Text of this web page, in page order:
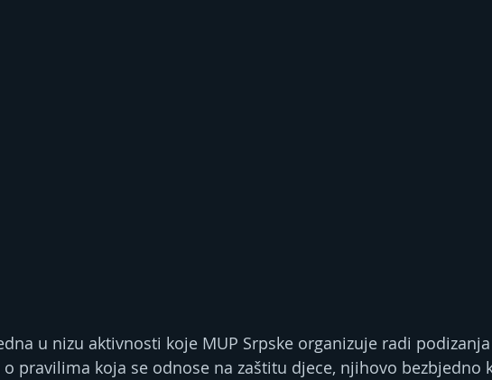
u nizu aktivnosti koje MUP Srpske organizuje radi
o pravilima koja se odnose na zaštitu djece, njihovo bezbjedno